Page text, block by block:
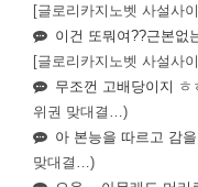
[글로리카지노벳 사설사
이건 또뭐여??근본없
[글로리카지노벳 사설사
무조껀 고배당이지 ㅎ
위권 맞대결…)
아 본능을 따르고 감
맞대결…)